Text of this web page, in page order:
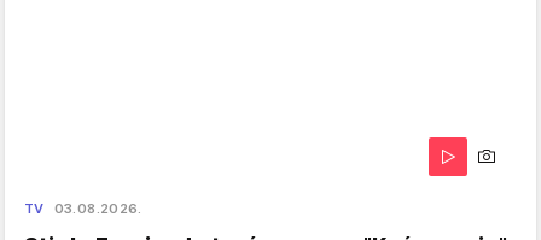
TV 03.08.2026.